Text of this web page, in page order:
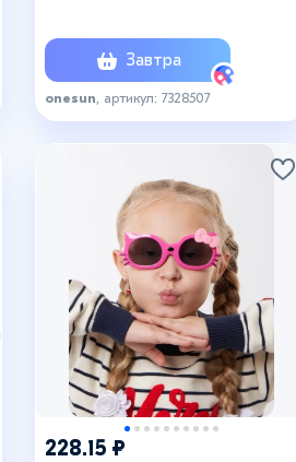
Завтра
onesun , артикул: 7328507
228.15 ₽